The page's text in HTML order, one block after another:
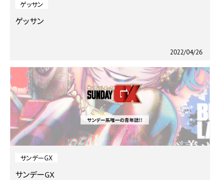
ゲッサン
ゲッサン
2022/04/26
サンデーGX
サンデーGX